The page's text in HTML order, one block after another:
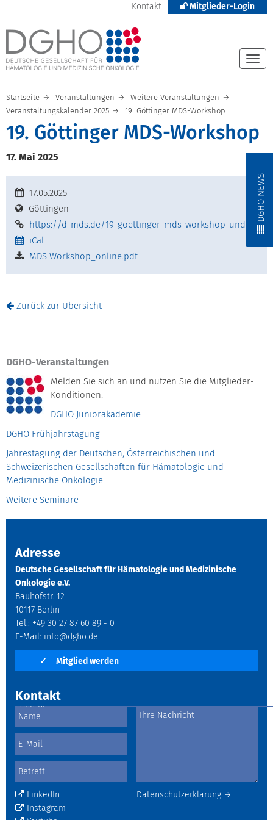
Kontakt Mitglieder-Login
DGHO NEWS
Startseite Veranstaltungen
Weitere Veranstaltungen
Veranstaltungskalender 2025
19. Göttinger MDS-Workshop
19. Göttinger MDS-Workshop
17. Mai 2025
17.05.2025
Göttingen
https://d-mds.de/19-goettinger-mds-workshop-und-
iCal
MDS Workshop_online.pdf
Zurück zur Übersicht
DGHO-Veranstaltungen
Melden Sie sich an und nutzen Sie die Mitglieder-
Konditionen:
DGHO Juniorakademie
DGHO Frühjahrstagung
Jahrestagung der Deutschen, Österreichischen und
Schweizerischen Gesellschaften für Hämatologie und
Medizinische Onkologie
Weitere Seminare
Adresse
Deutsche Gesellschaft für Hämatologie und Medizinische
Onkologie e.V.
Bauhofstr. 12
10117 Berlin
Tel.: +49 30 27 87 60 89 - 0
E-Mail: info@dgho.de
✓ Mitglied werden
Kontakt
Datenschutzerklärung →
LinkedIn
Instagram